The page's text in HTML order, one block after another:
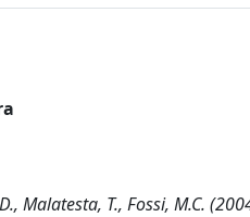
Malatesta, T., Fossi, M.C.